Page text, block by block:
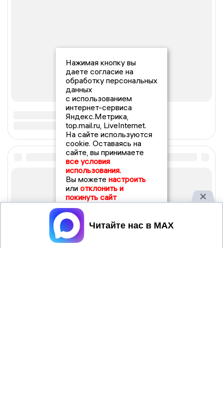
Нажимая кнопку вы
даете согласие на
обработку персональных
данных
с использованием
интернет-сервиса
Яндекс.Метрика,
top.mail.ru, LiveInternet.
На сайте используются
cookie. Оставаясь на
сайте, вы принимаете
все условия
использования.
Вы можете настроить
или отклонить и
покинуть сайт
Принять